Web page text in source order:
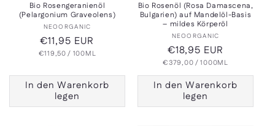
Bio Rosengeranienöl
(Pelargonium Graveolens)
Anbieter:
NEOORGANIC
Normaler
Preis
€11,95 EUR
GRUNDPREIS
€119,50 / PRO
100ML
In den Warenkorb
legen
Bio Rosenöl (Rosa Damascena,
Bulgarien) auf Mandelöl-Basis
– mildes Körperöl
Anbieter:
NEOORGANIC
Normaler
Preis
€18,95 EUR
GRUNDPREIS
€379,00/PRO
1000ML
In den Warenkorb
legen